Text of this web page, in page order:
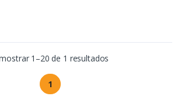
1–20 de 1 resultados
1